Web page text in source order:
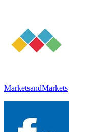
MarketsandMarkets